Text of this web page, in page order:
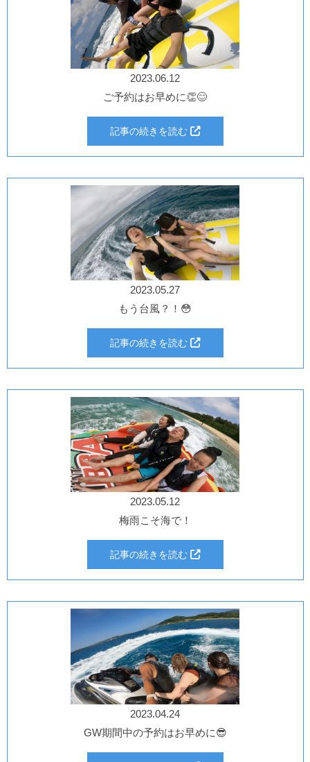
2023.06.12
ご予約はお早めに👏😊
記事の続きを読む
2023.05.27
もう台風？！😳
記事の続きを読む
2023.05.12
梅雨こそ海で！
記事の続きを読む
2023.04.24
GW期間中の予約はお早めに😎